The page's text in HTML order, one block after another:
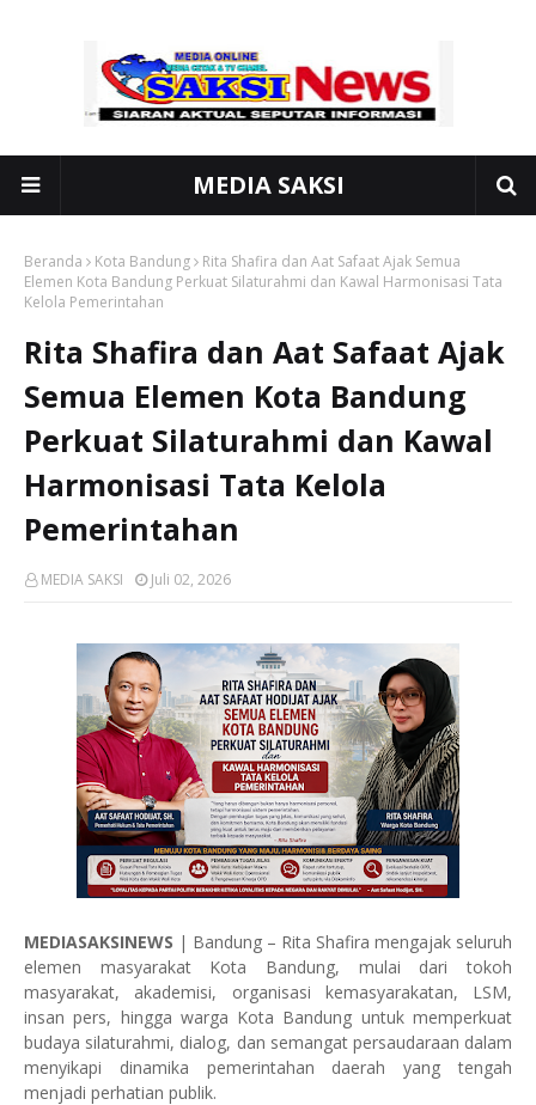
MEDIA SAKSI
Beranda Kota Bandung
Rita Shafira dan Aat Safaat Ajak Semua
Elemen Kota Bandung Perkuat Silaturahmi dan Kawal Harmonisasi Tata
Kelola Pemerintahan
Rita Shafira dan Aat Safaat Ajak
Semua Elemen Kota Bandung
Perkuat Silaturahmi dan Kawal
Harmonisasi Tata Kelola
Pemerintahan
MEDIA SAKSI Juli 02, 2026
MEDIASAKSINEWS | Bandung – Rita Shafira mengajak seluruh
elemen masyarakat Kota Bandung, mulai dari tokoh
masyarakat, akademisi, organisasi kemasyarakatan, LSM,
insan pers, hingga warga Kota Bandung untuk memperkuat
budaya silaturahmi, dialog, dan semangat persaudaraan dalam
menyikapi dinamika pemerintahan daerah yang tengah
menjadi perhatian publik.